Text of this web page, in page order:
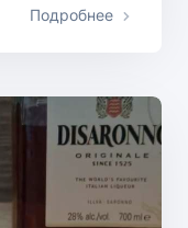
Подробнее